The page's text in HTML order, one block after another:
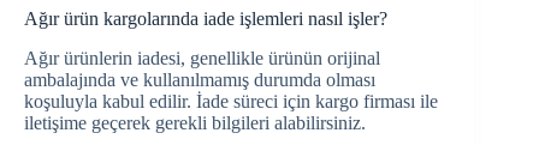
Ağır ürün kargolarında iade işlemleri nasıl işler?
Ağır ürünlerin iadesi, genellikle ürünün orijinal
ambalajında ve kullanılmamış durumda olması
koşuluyla kabul edilir. İade süreci için kargo firması ile
iletişime geçerek gerekli bilgileri alabilirsiniz.